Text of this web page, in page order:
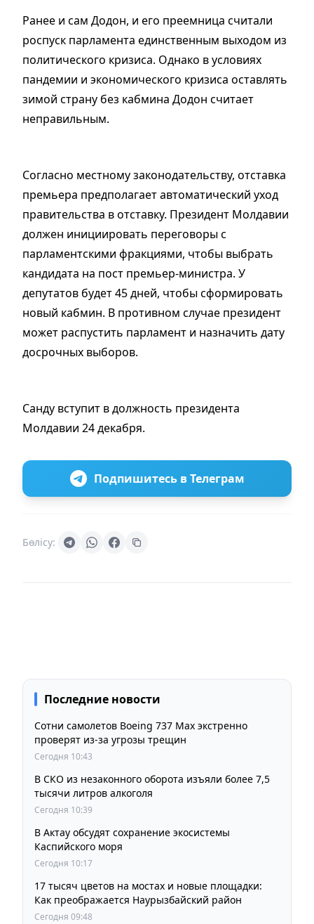
Ранее и сам Додон, и его преемница считали
роспуск парламента единственным выходом из
политического кризиса. Однако в условиях
пандемии и экономического кризиса оставлять
зимой страну без кабмина Додон считает
неправильным.
Согласно местному законодательству, отставка
премьера предполагает автоматический уход
правительства в отставку. Президент Молдавии
должен инициировать переговоры с
парламентскими фракциями, чтобы выбрать
кандидата на пост премьер-министра. У
депутатов будет 45 дней, чтобы сформировать
новый кабмин. В противном случае президент
может распустить парламент и назначить дату
досрочных выборов.
Санду вступит в должность президента
Молдавии 24 декабря.
Подпишитесь в Телеграм
Бөлісу:
Последние новости
Сотни самолетов Boeing 737 Max экстренно
проверят из-за угрозы трещин
Сегодня 10:43
В СКО из незаконного оборота изъяли более 7,5
тысячи литров алкоголя
Сегодня 10:39
В Актау обсудят сохранение экосистемы
Каспийского моря
Сегодня 10:17
17 тысяч цветов на мостах и новые площадки:
Как преображается Наурызбайский район
Сегодня 09:48